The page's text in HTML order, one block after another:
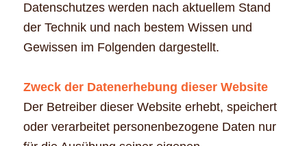
Datenschutzes werden nach aktuellem Stand
der Technik und nach bestem Wissen und
Gewissen im Folgenden dargestellt.
Zweck der Datenerhebung dieser Website
Der Betreiber dieser Website erhebt, speichert
oder verarbeitet personenbezogene Daten nur